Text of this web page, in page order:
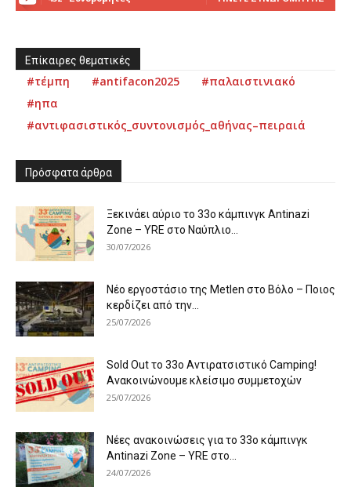
Επίκαιρες θεματικές
#τέμπη #antifacon2025
#παλαιστινιακό
#ηπα
#αντιφασιστικός_συντονισμός_αθήνας–πειραιά
Πρόσφατα άρθρα
Ξεκινάει αύριο το 33ο κάμπινγκ Antinazi
Zone – YRE στο Ναύπλιο...
30/07/2026
Νέο εργοστάσιο της Metlen στο Βόλο – Ποιος
κερδίζει από την...
25/07/2026
Sold Out το 33ο Αντιρατσιστικό Camping!
Ανακοινώνουμε κλείσιμο συμμετοχών
25/07/2026
Νέες ανακοινώσεις για το 33ο κάμπινγκ
Antinazi Zone – YRE στο...
24/07/2026